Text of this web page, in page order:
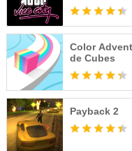
Color
de Cubes
Payback 2